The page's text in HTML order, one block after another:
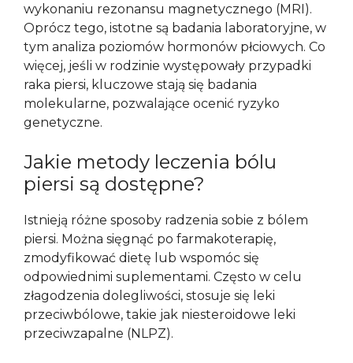
wykonaniu rezonansu magnetycznego (MRI).
Oprócz tego, istotne są badania laboratoryjne, w
tym analiza poziomów hormonów płciowych. Co
więcej, jeśli w rodzinie występowały przypadki
raka piersi, kluczowe stają się badania
molekularne, pozwalające ocenić ryzyko
genetyczne.
Jakie metody leczenia bólu
piersi są dostępne?
Istnieją różne sposoby radzenia sobie z bólem
piersi. Można sięgnąć po farmakoterapię,
zmodyfikować dietę lub wspomóc się
odpowiednimi suplementami. Często w celu
złagodzenia dolegliwości, stosuje się leki
przeciwbólowe, takie jak niesteroidowe leki
przeciwzapalne (NLPZ).